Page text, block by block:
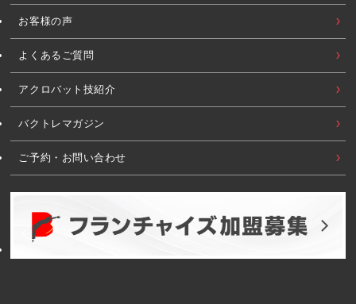
お客様の声
よくあるご質問
アクロバット技紹介
バクトレマガジン
ご予約・お問い合わせ